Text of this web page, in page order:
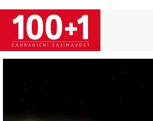
Přejít
hlavnímu
obsahu